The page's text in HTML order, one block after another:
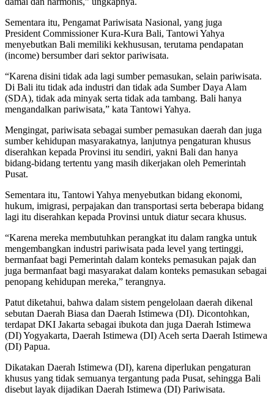
Sementara itu, Pengamat Pariwisata Nasional, yang juga
President Commissioner Kura-Kura Bali, Tantowi Yahya
menyebutkan Bali memiliki kekhususan, terutama pendapatan
(income) bersumber dari sektor pariwisata.
“Karena disini tidak ada lagi sumber pemasukan, selain pariwisata.
Di Bali itu tidak ada industri dan tidak ada Sumber Daya Alam
(SDA), tidak ada minyak serta tidak ada tambang. Bali hanya
mengandalkan pariwisata,” kata Tantowi Yahya.
Mengingat, pariwisata sebagai sumber pemasukan daerah dan juga
sumber kehidupan masyarakatnya, lanjutnya pengaturan khusus
diserahkan kepada Provinsi itu sendiri, yakni Bali dan hanya
bidang-bidang tertentu yang masih dikerjakan oleh Pemerintah
Pusat.
Sementara itu, Tantowi Yahya menyebutkan bidang ekonomi,
hukum, imigrasi, perpajakan dan transportasi serta beberapa bidang
lagi itu diserahkan kepada Provinsi untuk diatur secara khusus.
“Karena mereka membutuhkan perangkat itu dalam rangka untuk
mengembangkan industri pariwisata pada level yang tertinggi,
bermanfaat bagi Pemerintah dalam konteks pemasukan pajak dan
juga bermanfaat bagi masyarakat dalam konteks pemasukan sebagai
penopang kehidupan mereka,” terangnya.
Patut diketahui, bahwa dalam sistem pengelolaan daerah dikenal
sebutan Daerah Biasa dan Daerah Istimewa (DI). Dicontohkan,
terdapat DKI Jakarta sebagai ibukota dan juga Daerah Istimewa
(DI) Yogyakarta, Daerah Istimewa (DI) Aceh serta Daerah Istimewa
(DI) Papua.
Dikatakan Daerah Istimewa (DI), karena diperlukan pengaturan
khusus yang tidak semuanya tergantung pada Pusat, sehingga Bali
disebut layak dijadikan Daerah Istimewa (DI) Pariwisata.